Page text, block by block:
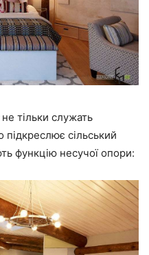
тільки служать
сільський
функцію несучої опори: